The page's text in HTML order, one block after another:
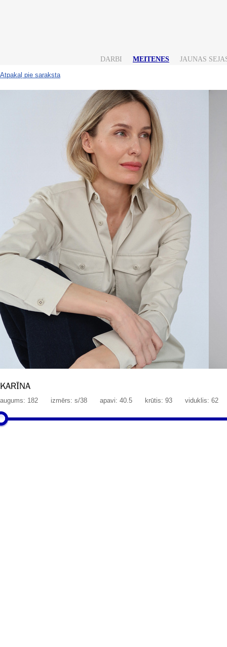
DARBI MEITENES JAUNAS
Atpakaļ pie saraksta
KARĪNA
augums: 182 izmērs: s/38 apavi: 40.5 krūtis: 93 viduklis: 62